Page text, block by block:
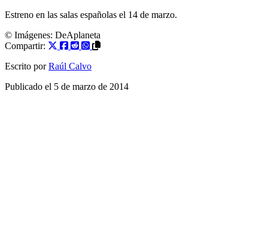
Estreno en las salas españolas el 14 de marzo.
© Imágenes: DeAplaneta
Compartir:
Escrito por Raúl Calvo
Publicado el 5 de marzo de 2014